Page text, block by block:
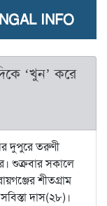
INFO
‘খুন’ করে
দুপুরে তরুণী
শুক্রবার সকালে
শীতগ্রাম
দাস(২৮)।